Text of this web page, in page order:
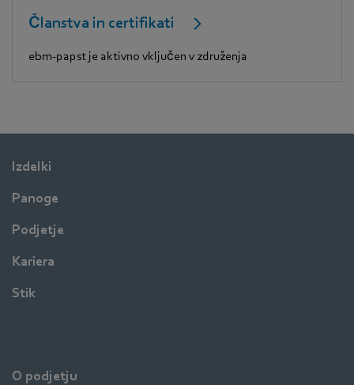
Članstva in certifikati
ebm-papst je aktivno vključen v združenja
Izdelki
Panoge
Podjetje
Kariera
Stik
O podjetju